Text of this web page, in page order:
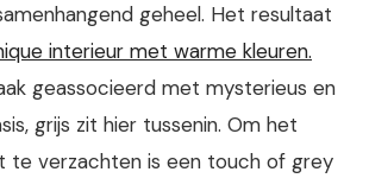
geheel. Het resultaat
interieur met warme kleuren.
geassocieerd met mysterieus en
grijs zit hier tussenin. Om het
te verzachten is een touch of grey